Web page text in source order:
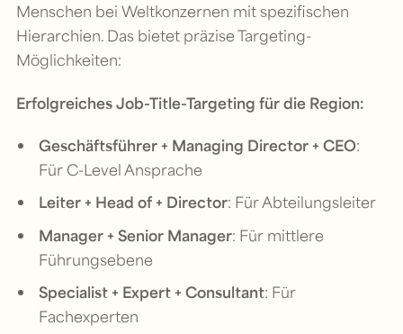
Menschen bei Weltkonzernen mit spezifischen
Hierarchien. Das bietet präzise Targeting-
Möglichkeiten:
Erfolgreiches Job-Title-Targeting für die Region:
Geschäftsführer + Managing Director + CEO:
Für C-Level Ansprache
Leiter + Head of + Director: Für Abteilungsleiter
Manager + Senior Manager: Für mittlere
Führungsebene
Specialist + Expert + Consultant: Für
Fachexperten